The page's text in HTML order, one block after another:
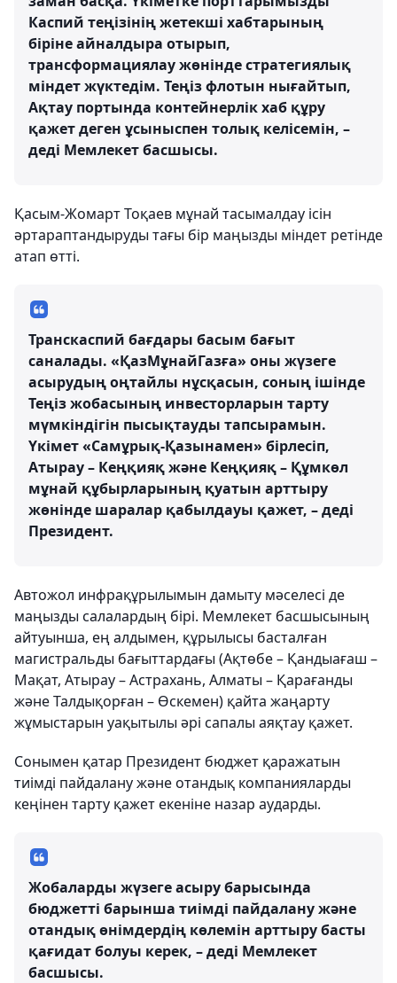
Каспий теңізінің жетекші хабтарының
біріне айналдыра отырып,
трансформациялау жөнінде стратегиялық
міндет жүктедім. Теңіз флотын нығайтып,
Ақтау портында контейнерлік хаб құру
қажет деген ұсыныспен толық келісемін, –
деді Мемлекет басшысы.
Қасым-Жомарт Тоқаев мұнай тасымалдау ісін
әртараптандыруды тағы бір маңызды міндет ретінде
атап өтті.
Транскаспий бағдары басым бағыт
саналады. «ҚазМұнайГазға» оны жүзеге
асырудың оңтайлы нұсқасын, соның ішінде
Теңіз жобасының инвесторларын тарту
мүмкіндігін пысықтауды тапсырамын.
Үкімет «Самұрық-Қазынамен» бірлесіп,
Атырау – Кеңқияқ және Кеңқияқ – Құмкөл
мұнай құбырларының қуатын арттыру
жөнінде шаралар қабылдауы қажет, – деді
Президент.
Автожол инфрақұрылымын дамыту мәселесі де
маңызды салалардың бірі. Мемлекет басшысының
айтуынша, ең алдымен, құрылысы басталған
магистральды бағыттардағы (Ақтөбе – Қандыағаш –
Мақат, Атырау – Астрахань, Алматы – Қарағанды
және Талдықорған – Өскемен) қайта жаңарту
жұмыстарын уақытылы әрі сапалы аяқтау қажет.
Сонымен қатар Президент бюджет қаражатын
тиімді пайдалану және отандық компанияларды
кеңінен тарту қажет екеніне назар аударды.
Жобаларды жүзеге асыру барысында
бюджетті барынша тиімді пайдалану және
отандық өнімдердің көлемін арттыру басты
қағидат болуы керек, – деді Мемлекет
басшысы.